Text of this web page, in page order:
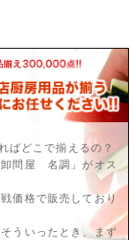
ばどこで揃えるの？
卸問屋 名調」がオス
価格で販売しており
ういったとき、まず